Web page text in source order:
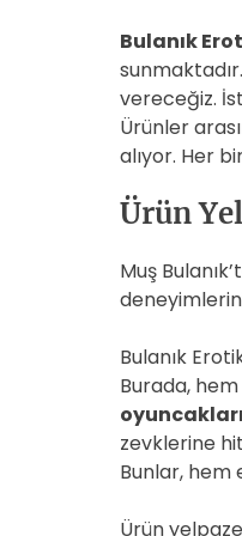
Bulanık
vereceğiz.
Ürünler
alıyor. Her
Ürün
Muş
Bulanık
Burada,
oyuncakları
zevklerine
Bunlar, hem
Ürün